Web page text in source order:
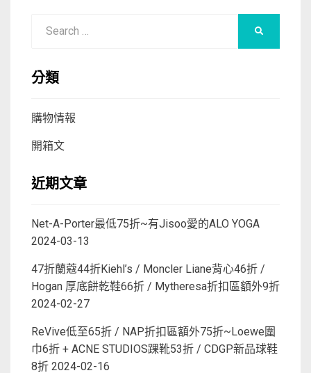
分類
購物情報
開箱文
近期文章
Net-A-Porter最低75折~有Jisoo愛的ALO YOGA
2024-03-13
47折蘭蔻44折Kiehl’s / Moncler Liane背心46折 /
Hogan 厚底餅乾鞋66折 / Mytheresa折扣區額外9折
2024-02-27
ReVive低至65折 / NAP折扣區額外75折~Loewe圍
巾6折 + ACNE STUDIOS踝靴53折 / CDGP新品球鞋
8折 2024-02-16